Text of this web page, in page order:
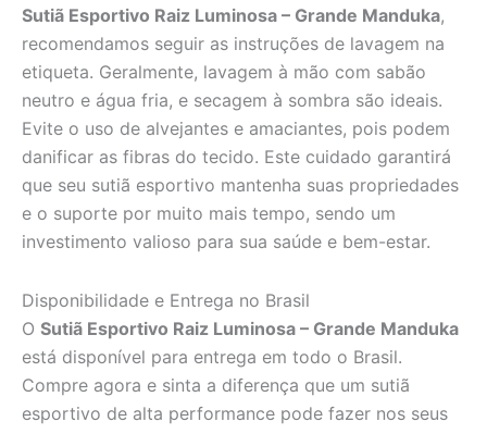
Sutiã Esportivo Raiz Luminosa – Grande Manduka,
recomendamos seguir as instruções de lavagem na
etiqueta. Geralmente, lavagem à mão com sabão
neutro e água fria, e secagem à sombra são ideais.
Evite o uso de alvejantes e amaciantes, pois podem
danificar as fibras do tecido. Este cuidado garantirá
que seu sutiã esportivo mantenha suas propriedades
e o suporte por muito mais tempo, sendo um
investimento valioso para sua saúde e bem-estar.
Disponibilidade e Entrega no Brasil
O Sutiã Esportivo Raiz Luminosa – Grande Manduka
está disponível para entrega em todo o Brasil.
Compre agora e sinta a diferença que um sutiã
esportivo de alta performance pode fazer nos seus